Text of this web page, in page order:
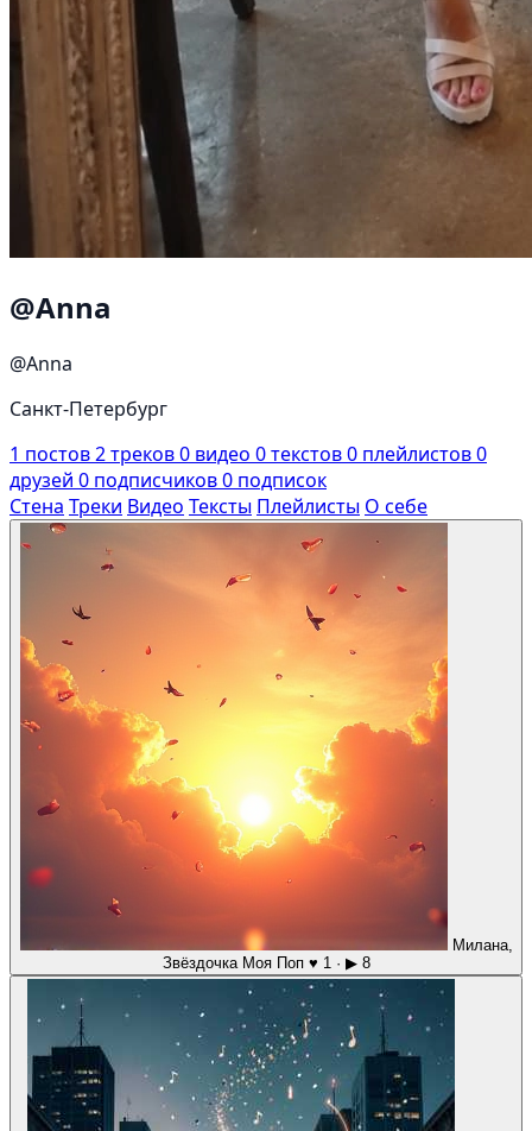
@Anna
@Anna
Санкт-Петербург
1 постов2треков0 видео 0текстов0 плейлистов0
друзей 0 подписчиков0 подписок
Стена Треки Видео Тексты Плейлисты О себе
Милана,
Звёздочка Моя Поп ♥ 1 · ▶ 8